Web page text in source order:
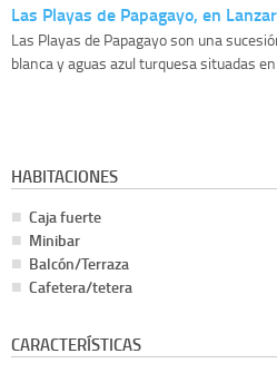
Las Playas de Papagayo, en
Las Playas de Papagayo son una
blanca y aguas azul turquesa situadas
HABITACIONES
Caja fuerte
Minibar
Balcón/Terraza
Cafetera/tetera
CARACTERÍSTICAS